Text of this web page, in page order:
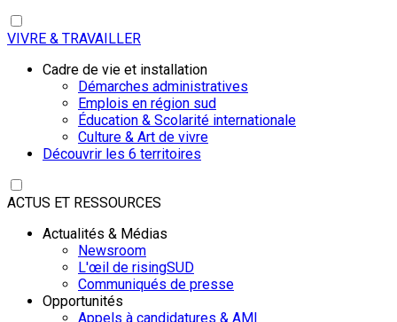
VIVRE & TRAVAILLER
Cadre de vie et installation
Démarches administratives
Emplois en région sud
Éducation & Scolarité internationale
Culture & Art de vivre
Découvrir les 6 territoires
ACTUS ET RESSOURCES
Actualités & Médias
Newsroom
L'œil de risingSUD
Communiqués de presse
Opportunités
Appels à candidatures & AMI